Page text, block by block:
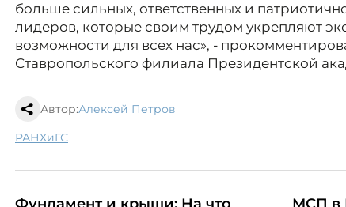
больше сильных, ответственных и
лидеров, которые своим трудом укрепляют
возможности для всех нас», -
Ставропольского филиала Президентской
Автор:Алексей Петров
РАНХиГС